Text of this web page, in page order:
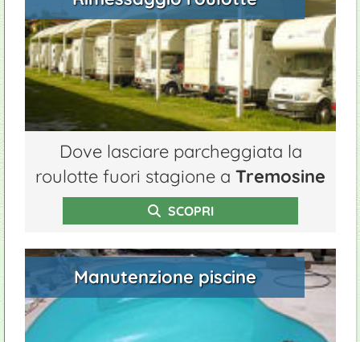
Dove lasciare parcheggiata la
roulotte fuori stagione a Tremosine
SCOPRI
Manutenzione piscine